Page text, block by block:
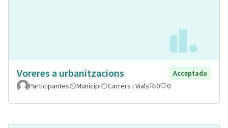
Voreres a urbanitzacions
Acceptada
Participantes
Municipi Carrers i Vials 0 0